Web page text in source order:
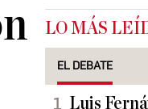
LO MÁS
EL DEBATE
Luis